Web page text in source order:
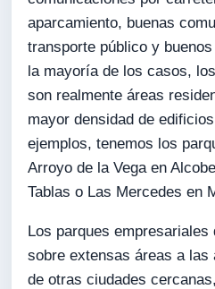
aparcamiento, buenas
transporte público y
la mayoría de los casos,
son realmente áreas
mayor densidad de
ejemplos, tenemos los
Arroyo de la Vega en
Tablas o Las Mercedes en
Los parques
sobre extensas áreas a
de otras ciudades